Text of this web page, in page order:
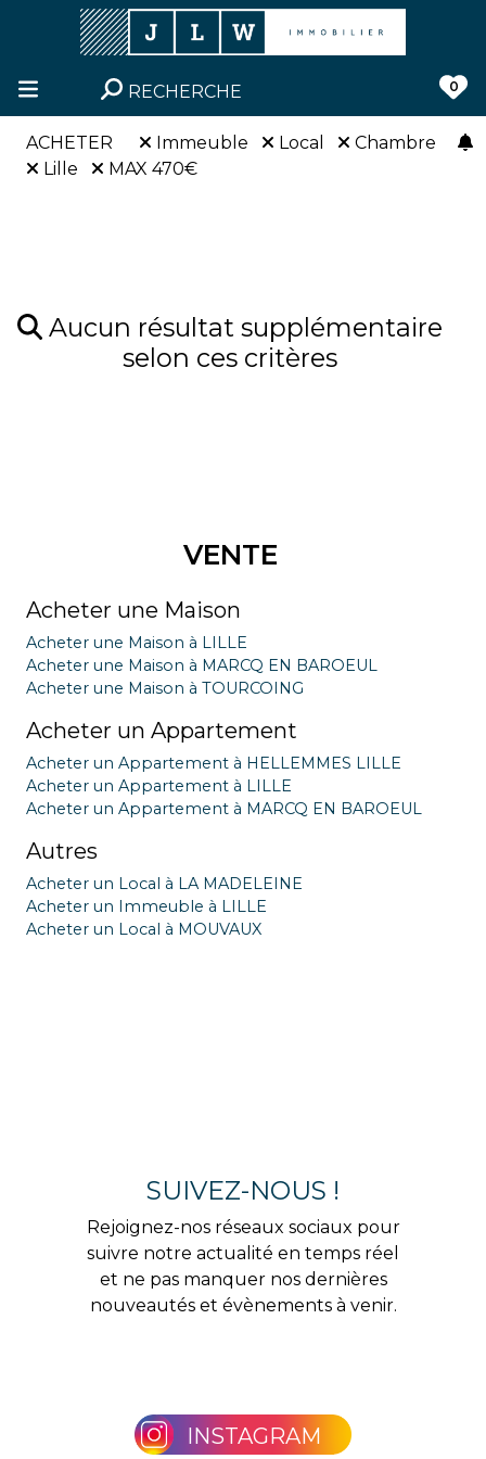
RECHERCHE 0
ACHETER Immeuble Local
Chambre
Lille
MAX 470€
Aucun résultat supplémentaire
selon ces critères
VENTE
Acheter une Maison
Acheter une Maison à LILLE
Acheter une Maison à MARCQ EN BAROEUL
Acheter une Maison à TOURCOING
Acheter un Appartement
Acheter un Appartement à HELLEMMES LILLE
Acheter un Appartement à LILLE
Acheter un Appartement à MARCQ EN BAROEUL
Autres
Acheter un Local à LA MADELEINE
Acheter un Immeuble à LILLE
Acheter un Local à MOUVAUX
SUIVEZ-NOUS !
Rejoignez-nos réseaux sociaux pour
suivre notre actualité en temps réel
et ne pas manquer nos dernières
nouveautés et évènements à venir.
INSTAGRAM